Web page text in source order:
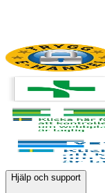
Hjälp och support